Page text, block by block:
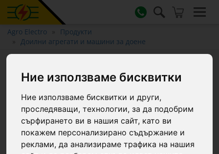
Ние използваме бисквитки
Ние използваме бисквитки и други,
проследяващи, технологии, за да подобрим
сърфирането ви в нашия сайт, като ви
покажем персонализирано съдържание и
реклами, да анализираме трафика на нашия
Agro Electro
Продукти
Доилни агрегати и машини за доене
Къс маркуч за вакуумния
резервоар